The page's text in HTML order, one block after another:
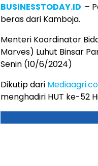
BUSINESSTODAY.ID –
beras dari Kamboja.
Menteri Koordinator
Marves) Luhut Binsar
Senin (10/6/2024)
Dikutip dari
menghadiri HUT ke-52